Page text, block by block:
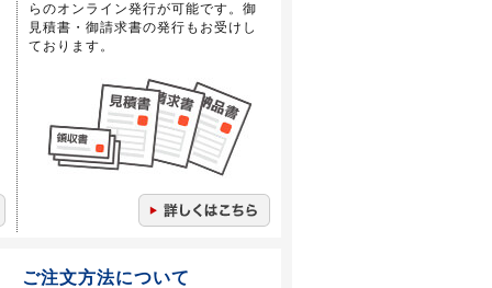
らのオンライン発行が可能です。御
見積書・御請求書の発行もお受けし
ております。
ご注文方法について